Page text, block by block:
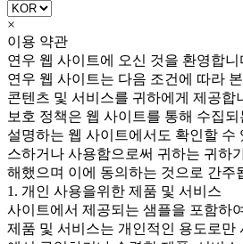
×
이용 약관
연우 웹 사이트에 오신 것을 환영합니
연우 웹 사이트는 다음 조건에 따라
콘텐츠 및 서비스를 귀하에게 제공합
보호 정책은 웹 사이트를 통해 수집
설명하는 웹 사이트에서도 확인할 수
스하거나 사용함으로써 귀하는 귀하
해했으며 이에 동의하는 것으로 간주
1. 개인 사용을위한 제품 및 서비스
사이트에서 제공되는 샘플을 포함하
제품 및 서비스는 개인적인 용도로만